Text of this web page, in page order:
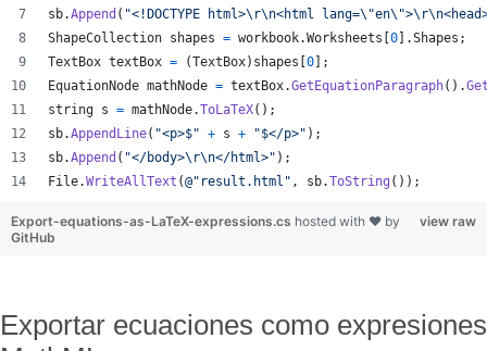
sb.Append ( "<!DOCTYPE html>\r\n<html lang=\"en\">\r\n
ShapeCollection shapes = workbook.Worksheets 0 .Shapes ;
TextBox textBox = (TextBox) shapes 0
;
EquationNode mathNode = textBox.GetEquationParagraph( ) .
string s = mathNode.ToLaTeX( ) ;
sb.AppendLine( "<p>$" + s + "$</p>" ) ;
sb.Append ( "</body>\r\n</html>" ) ;
File.WriteAllText (@"result.html" , sb.ToString ( ) ) ;
view raw
Export-equations-as-LaTeX-expressions.cs hosted with ❤ by
GitHub
Exportar ecuaciones como expresiones